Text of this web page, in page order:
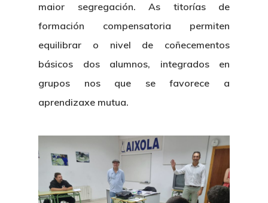
maior segregación. As titorías de
formación compensatoria permiten
equilibrar o nivel de coñecementos
básicos dos alumnos, integrados en
grupos nos que se favorece a
aprendizaxe mutua.
Nós
Organización
Directorio De Persoal
Identidade Corporativa
Manual De
Corporativa
Contacto
Novidades
Memoria
Centro De
Contratación
Ofertas De Traballo